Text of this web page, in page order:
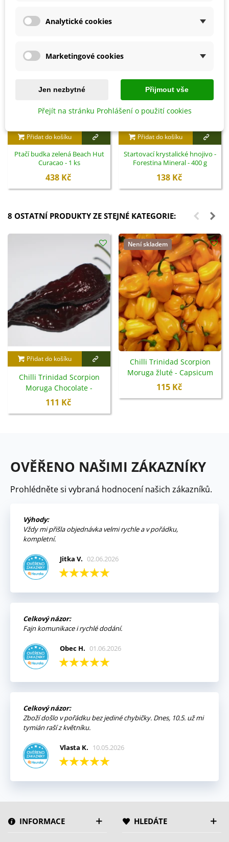
Přidat do košíku
Ptačí budka zelená Beach Hut
Curacao - 1 ks
438 Kč
Přidat do košíku
Startovací krystalické hnojivo -
Forestina Mineral - 400 g
138 Kč
8 OSTATNÍ PRODUKTY ZE STEJNÉ KATEGORIE:
Přidat do košíku
Chilli Trinidad Scorpion
Moruga Chocolate -
Capsicum chinense -
111 Kč
Není skladem
Chilli Trinidad Scorpion
Moruga žluté - Capsicum
chinense - semena - 5 ks
115 Kč
OVĚŘENO NAŠIMI ZÁKAZNÍKY
Prohlédněte si vybraná hodnocení našich zákazníků.
Výhody:
Vždy mi přišla objednávka velmi rychle a v pořádku,
kompletní.
Jitka V. 02.06.2026
Celkový názor:
Fajn komunikace i rychlé dodání.
Obec H. 01.06.2026
Celkový názor:
Zboží došlo v pořádku bez jediné chybičky. Dnes, 10.5. už mi
tymián raší z květníku.
Vlasta K. 10.05.2026
INFORMACE HLEDÁTE
Analytické cookies
Marketingové cookies
Jen nezbytné Přijmout vše
Přejít na stránku Prohlášení o použití cookies